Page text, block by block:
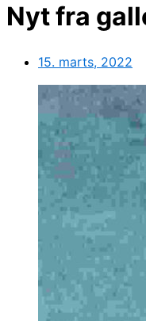
Nyt fra
15. marts, 2022